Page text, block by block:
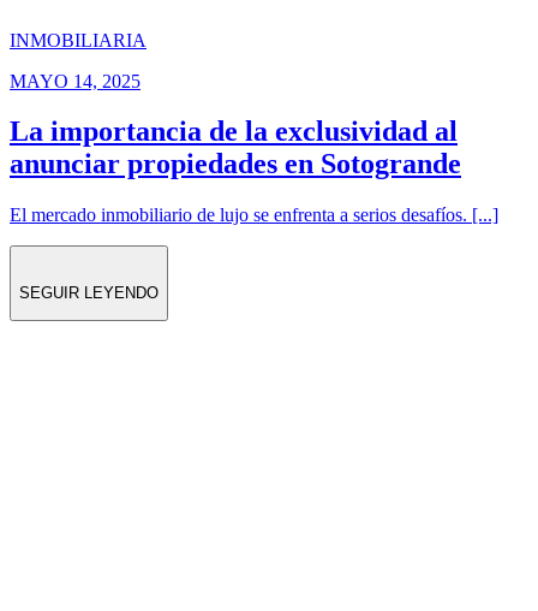
INMOBILIARIA
MAYO 14, 2025
La importancia de la exclusividad al
anunciar propiedades en Sotogrande
El mercado inmobiliario de lujo se enfrenta a serios desafíos. [...]
SEGUIR LEYENDO